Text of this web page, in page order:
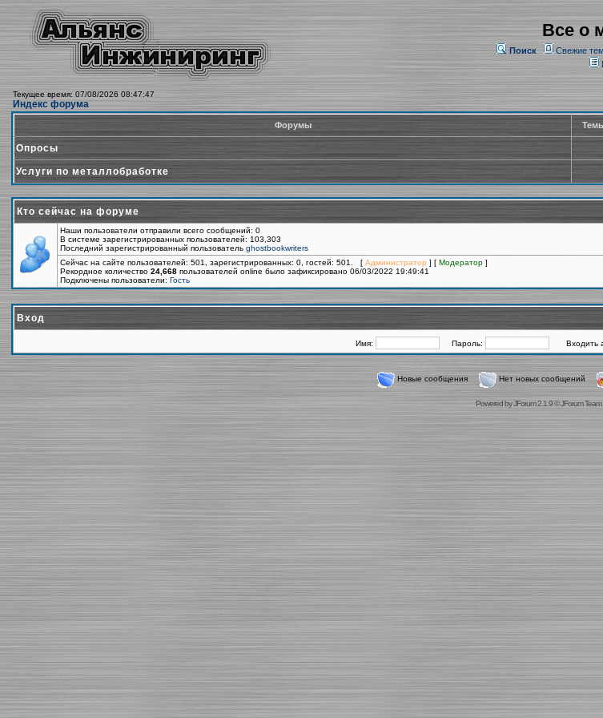
Все о
Поиск Свежие
Текущее время: 07/08/2026 08:47:47
Индекс форума
Форумы
Опросы
Услуги по металлобработке
Кто сейчас на форуме
Наши пользователи отправили всего сообщений: 0
В системе зарегистрированных пользователей: 103,303
Последний зарегистрированный пользователь ghostbookwriters
Сейчас на сайте пользователей: 501, зарегистрированных: 0, гостей: 501. [ Администратор ] [ Модератор ]
Рекордное количество 24,668 пользователей online было зафиксировано 06/03/2022 19:49:41
Подключены пользователи: Гость
Вход
Имя: Пароль: Входить
Новые сообщения Нет новых сообщений
Powered byJForum 2.1.9©JForum Team